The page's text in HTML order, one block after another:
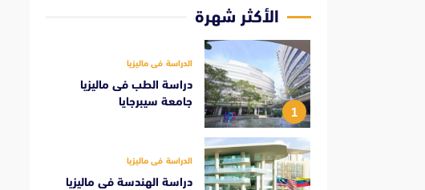
الأكثر شهرة
1
الدراسة فى ماليزيا
دراسة الطب فى ماليزيا
جامعة سيبرجايا
الدراسة فى ماليزيا
دراسة الهندسة فى ماليزيا